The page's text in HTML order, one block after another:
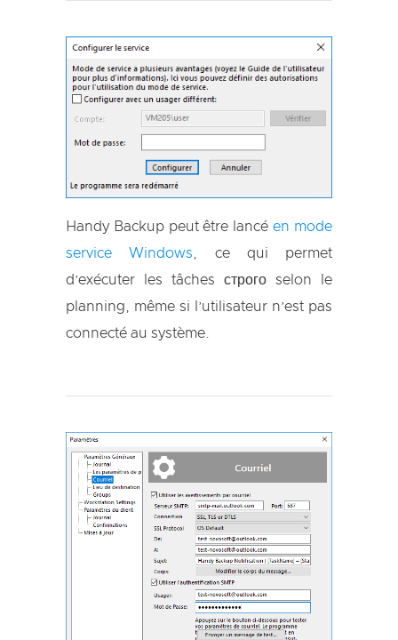
Handy Backup peut être lancéen mode
service Windows , ce qui permet
d’exécuter les tâches строго selon le
planning, même si l’utilisateur n’est pas
connecté au système.